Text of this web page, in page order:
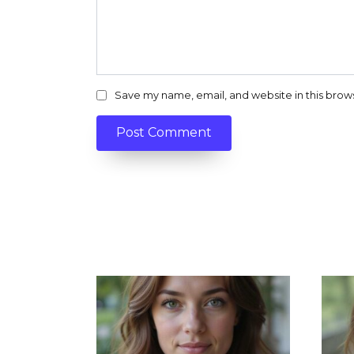
Save my name, email, and website in this